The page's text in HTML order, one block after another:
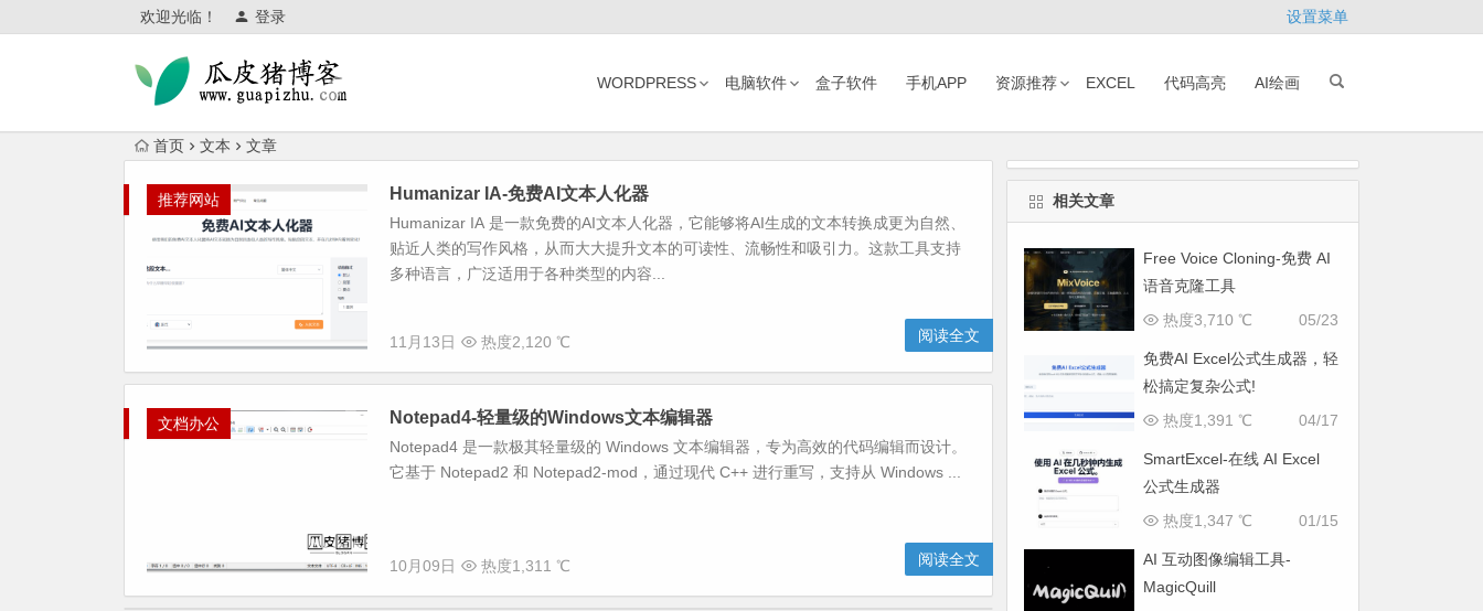
欢迎光临！ 登录 设置菜单
WORDPRESS 电脑软件 盒子软件 手机APP 资源推荐 EXCEL 代码高亮 AI绘画
首页 文本 文章
推荐网站 Humanizar IA-免费AI文本人化器
Humanizar IA 是一款免费的AI文本人化器，它能够将AI生成的文本转换成更为自然、
贴近人类的写作风格，从而大大提升文本的可读性、流畅性和吸引力。这款工具支持
多种语言，广泛适用于各种类型的内容...
11月13日 热度2,120 ℃ 阅读全文
文档办公 Notepad4-轻量级的Windows文本编辑器
Notepad4 是一款极其轻量级的 Windows 文本编辑器，专为高效的代码编辑而设计。
它基于 Notepad2 和 Notepad2-mod，通过现代 C++ 进行重写，支持从 Windows ...
10月09日 热度1,311 ℃ 阅读全文
相关文章
Free Voice Cloning-免费 AI
语音克隆工具
05/23
热度3,710 ℃
免费AI Excel公式生成器，轻
松搞定复杂公式!
04/17
热度1,391 ℃
SmartExcel-在线 AI Excel
公式生成器
01/15
热度1,347 ℃
AI 互动图像编辑工具-
MagicQuill